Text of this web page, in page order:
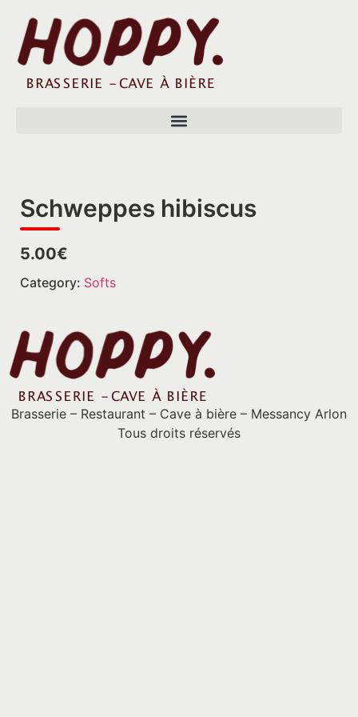
Schweppes hibiscus
5.00€
Category: Softs
Brasserie – Restaurant – Cave à bière – Messancy Arlon
Tous droits réservés